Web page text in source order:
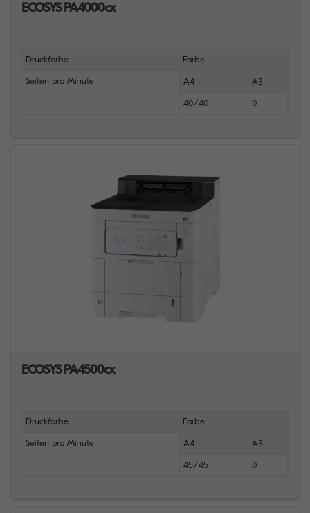
ECOSYS PA4000cx
Druckfarbe Farbe
Seiten pro Minute A4 A3
40/40 0
ECOSYS PA4500cx
Druckfarbe Farbe
Seiten pro Minute A4 A3
45/45 0